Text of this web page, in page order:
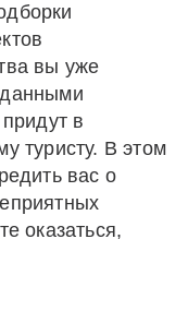
вы уже
в
туристу. В этом
вас о
оказаться,